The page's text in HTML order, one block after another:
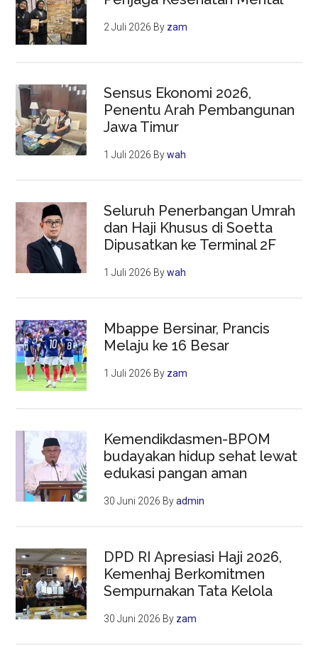
2 Juli 2026 By zam
Sensus Ekonomi 2026,
Penentu Arah Pembangunan
Jawa Timur
1 Juli 2026 Bywah
Seluruh Penerbangan Umrah
dan Haji Khusus di Soetta
Dipusatkan ke Terminal 2F
1 Juli 2026 Bywah
Mbappe Bersinar, Prancis
Melaju ke 16 Besar
1 Juli 2026 By zam
Kemendikdasmen-BPOM
budayakan hidup sehat lewat
edukasi pangan aman
30 Juni 2026 Byadmin
DPD RI Apresiasi Haji 2026,
Kemenhaj Berkomitmen
Sempurnakan Tata Kelola
30 Juni 2026 By zam